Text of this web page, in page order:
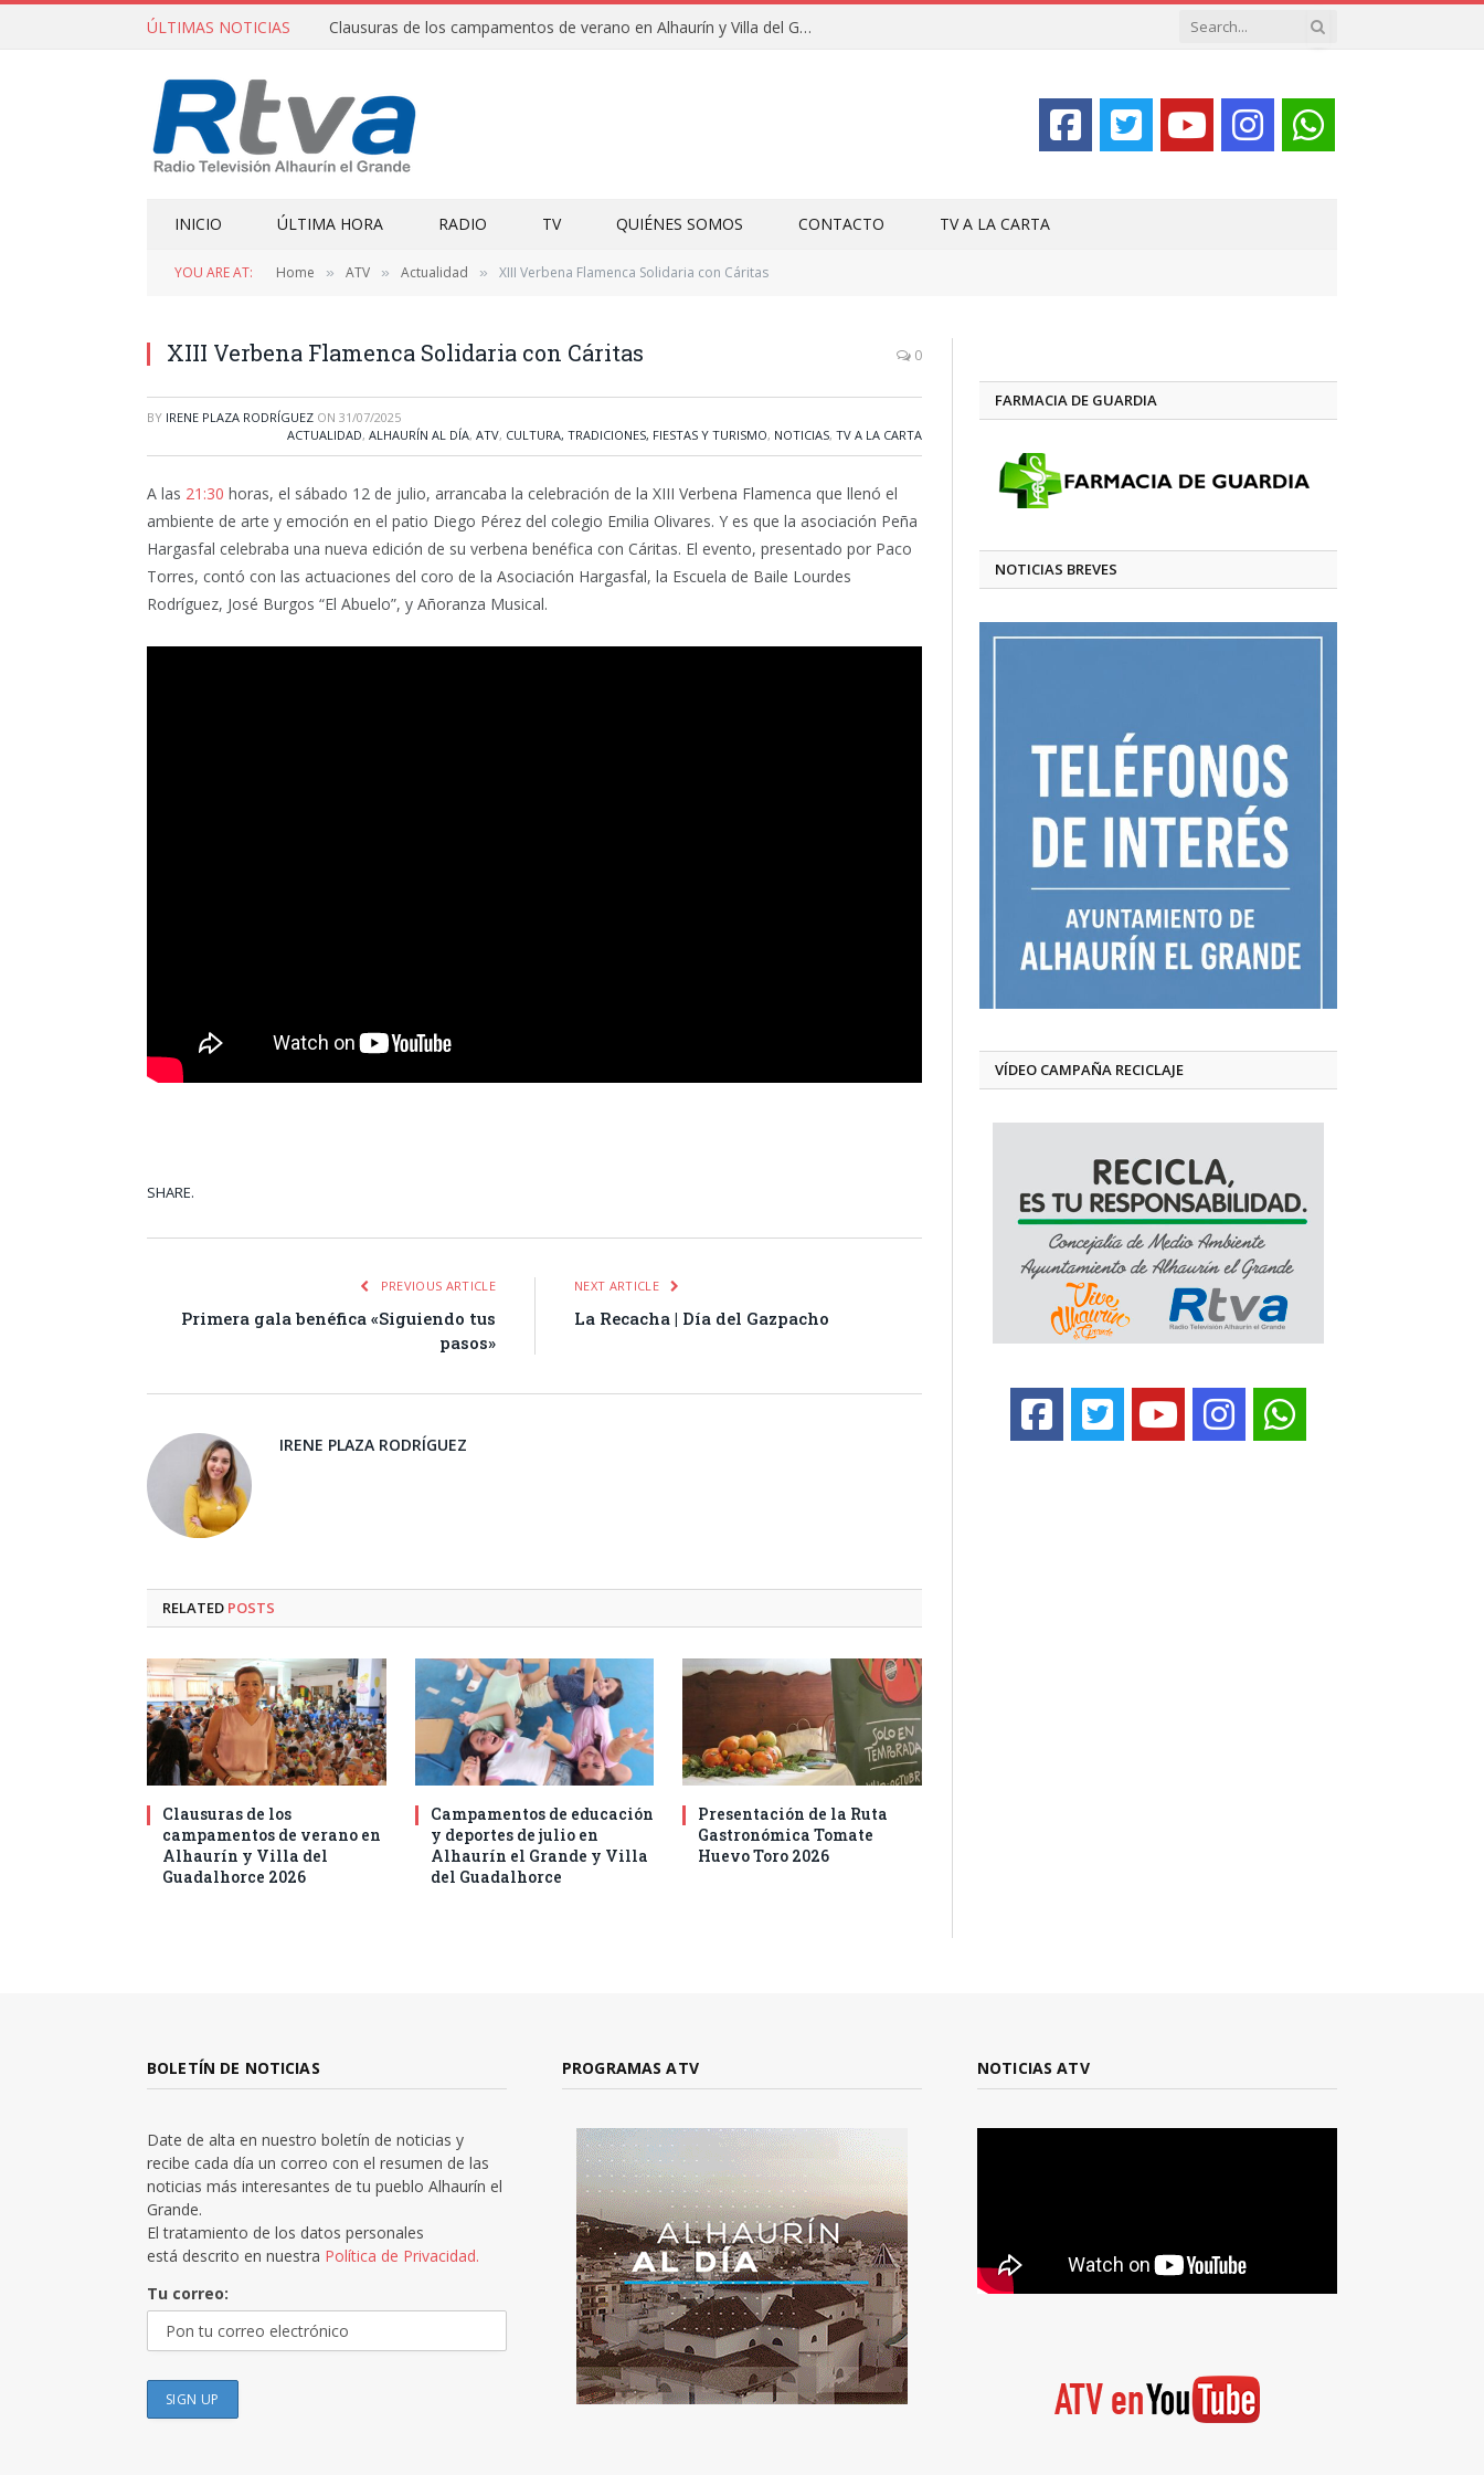
ÚLTIMAS NOTICIAS Clausuras de los campamentos de verano en Alhaurín y Villa del Guadalhorce 2026
INICIO ÚLTIMA HORA RADIO TV QUIÉNES SOMOS CONTACTO TV A LA CARTA
YOU ARE AT: Home » ATV » Actualidad » XIII Verbena Flamenca Solidaria con Cáritas
XIII Verbena Flamenca Solidaria con Cáritas 0
BY IRENE PLAZA RODRÍGUEZ ON 31/07/2025
ACTUALIDAD, ALHAURÍN AL DÍA, ATV, CULTURA, TRADICIONES, FIESTAS Y TURISMO, NOTICIAS, TV A LA CARTA
A las 21:30 horas, el sábado 12 de julio, arrancaba la celebración de la XIII Verbena Flamenca que llenó el
ambiente de arte y emoción en el patio Diego Pérez del colegio Emilia Olivares. Y es que la asociación Peña
Hargasfal celebraba una nueva edición de su verbena benéfica con Cáritas. El evento, presentado por Paco
Torres, contó con las actuaciones del coro de la Asociación Hargasfal, la Escuela de Baile Lourdes
Rodríguez, José Burgos “El Abuelo”, y Añoranza Musical.
SHARE.
PREVIOUS ARTICLE
Primera gala benéfica «Siguiendo tus
pasos»
NEXT ARTICLE
La Recacha | Día del Gazpacho
IRENE PLAZA RODRÍGUEZ
RELATED POSTS
Clausuras de los
campamentos de verano en
Alhaurín y Villa del
Guadalhorce 2026
Campamentos de educación
y deportes de julio en
Alhaurín el Grande y Villa
del Guadalhorce
Presentación de la Ruta
Gastronómica Tomate
Huevo Toro 2026
FARMACIA DE GUARDIA
NOTICIAS BREVES
VÍDEO CAMPAÑA RECICLAJE
BOLETÍN DE NOTICIAS
Date de alta en nuestro boletín de noticias y
recibe cada día un correo con el resumen de las
noticias más interesantes de tu pueblo Alhaurín el
Grande.
El tratamiento de los datos personales
está descrito en nuestra Política de Privacidad.
Tu correo:
PROGRAMAS ATV NOTICIAS ATV